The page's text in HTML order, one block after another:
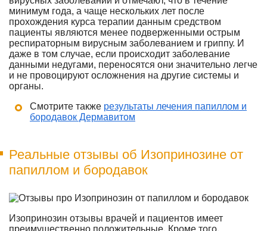
минимум года, а чаще нескольких лет после
прохождения курса терапии данным средством
пациенты являются менее подверженными острым
респираторным вирусным заболеванием и гриппу. И
даже в том случае, если происходит заболевание
данными недугами, переносятся они значительно легче
и не провоцируют осложнения на другие системы и
органы.
Смотрите также результаты лечения папиллом и
бородавок Дермавитом
Реальные отзывы об Изопринозине от
папиллом и бородавок
Изопринозин отзывы врачей и пациентов имеет
преимущественно положительные. Кроме того,